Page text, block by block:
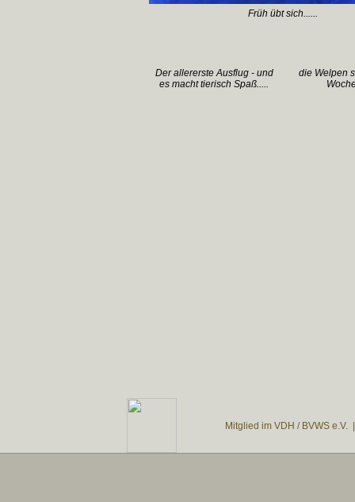
Früh übt sich......
Der allererste Ausflug - und
es macht tierisch Spaß.....
die Welpen
Mitglied im VDH / BVWS e.V.